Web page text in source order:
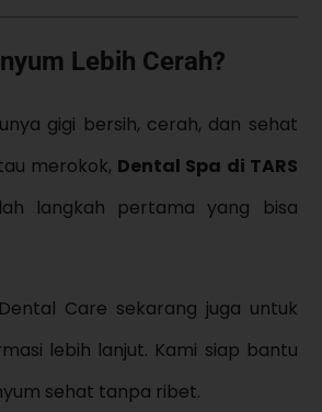
Lebih Cerah?
gigi bersih, cerah, dan sehat
merokok, Dental Spa di TARS
langkah pertama yang bisa
Care sekarang juga untuk
lebih lanjut. Kami siap bantu
sehat tanpa ribet.